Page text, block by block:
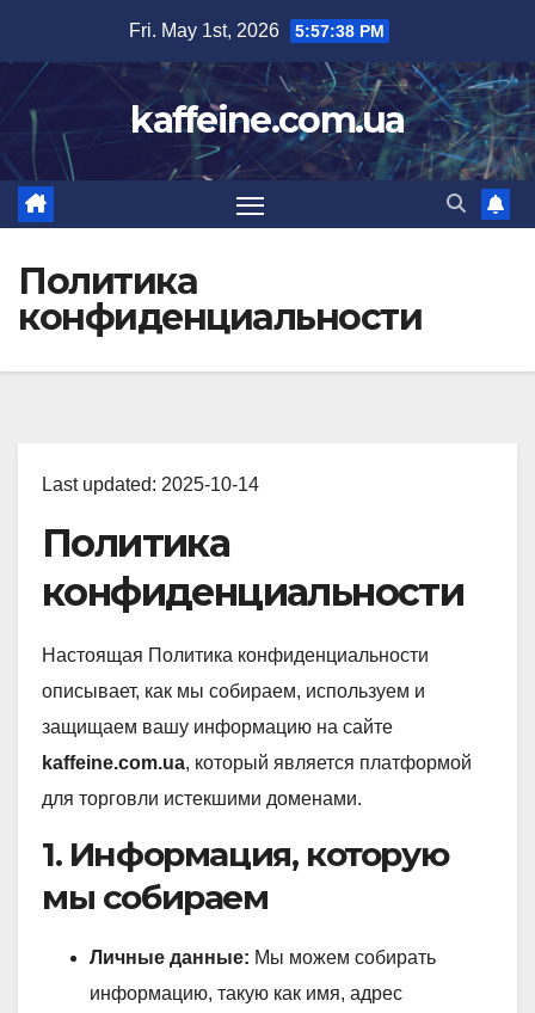
content
Fri. May 1st, 2026 5:57:39 PM
kaffeine.com.ua
Политика
конфиденциальности
Last updated: 2025-10-14
Политика
конфиденциальности
Настоящая Политика конфиденциальности
описывает, как мы собираем, используем и
защищаем вашу информацию на сайте
kaffeine.com.ua, который является платформой
для торговли истекшими доменами.
1. Информация, которую
мы собираем
Личные данные: Мы можем собирать
информацию, такую как имя, адрес